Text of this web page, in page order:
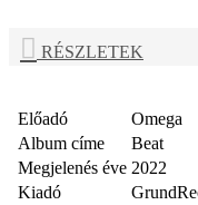
RÉSZLETEK
Előadó
Omega
Album címe
Beat
Megjelenés éve 2022
Kiadó